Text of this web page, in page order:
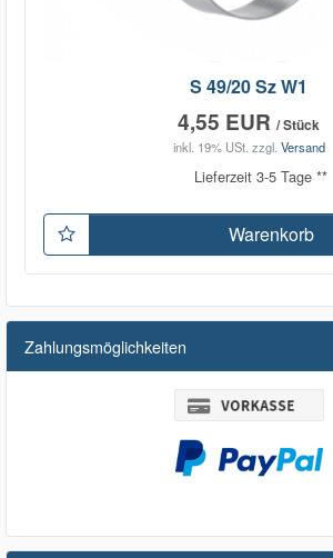
S 49/20 Sz W1
4,55 EUR / Stück
inkl. 19% USt. zzgl. Versand
Lieferzeit 3-5 Tage **
Warenkorb
Zahlungsmöglichkeiten